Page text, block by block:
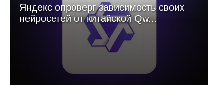
Яндекс опроверг зависимость своих
нейросетей от китайской Qw...